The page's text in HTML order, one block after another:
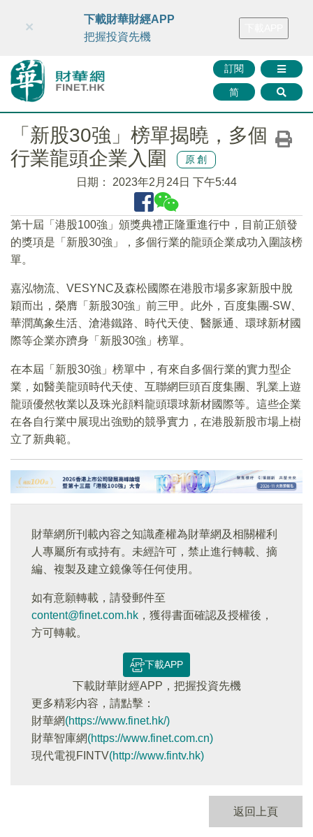
財華智庫網 FINTV FINMETA 財華證券 媒體矩陣
訂閱
简
×
下載財華財經APP
把握投資先機
「新股30強」榜單揭曉，多個
行業龍頭企業入圍
原創
日期： 2023年2月24日 下午5:44
第十屆「港股100強」頒獎典禮正隆重進行中，目前正頒發
的獎項是「新股30強」，多個行業的龍頭企業成功入圍該榜
單。
嘉泓物流、VESYNC及森松國際在港股市場多家新股中脫
穎而出，榮膺「新股30強」前三甲。此外，百度集團-SW、
華潤萬象生活、滄港鐵路、時代天使、醫脈通、環球新材國
際等企業亦躋身「新股30強」榜單。
在本屆「新股30強」榜單中，有來自多個行業的實力型企
業，如醫美龍頭時代天使、互聯網巨頭百度集團、乳業上遊
龍頭優然牧業以及珠光顔料龍頭環球新材國際等。這些企業
在各自行業中展現出強勁的競爭實力，在港股新股市場上樹
立了新典範。
財華網所刊載內容之知識產權為財華網及相關權利
人專屬所有或持有。未經許可，禁止進行轉載、摘
編、複製及建立鏡像等任何使用。
如有意願轉載，請發郵件至
content@finet.com.hk ，獲得書面確認及授權後，
方可轉載。
下載APP
下載財華財經APP，把握投資先機
更多精彩内容，請點擊：
財華網(https://www.finet.hk/)
財華智庫網(https://www.finet.com.cn)
現代電視FINTV(http://www.fintv.hk)
返回上頁